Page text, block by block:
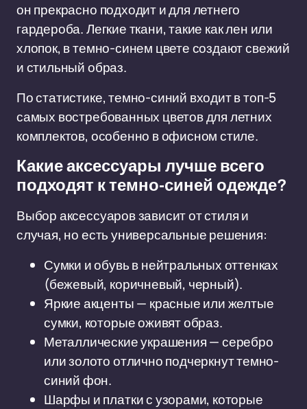
он прекрасно подходит и для летнего
гардероба. Легкие ткани, такие как лен или
хлопок, в темно-синем цвете создают свежий
и стильный образ.
По статистике, темно-синий входит в топ-5
самых востребованных цветов для летних
комплектов, особенно в офисном стиле.
Какие аксессуары лучше всего
подходят к темно-синей одежде?
Выбор аксессуаров зависит от стиля и
случая, но есть универсальные решения:
Сумки и обувь в нейтральных оттенках
(бежевый, коричневый, черный).
Яркие акценты — красные или желтые
сумки, которые оживят образ.
Металлические украшения — серебро
или золото отлично подчеркнут темно-
синий фон.
Шарфы и платки с узорами, которые